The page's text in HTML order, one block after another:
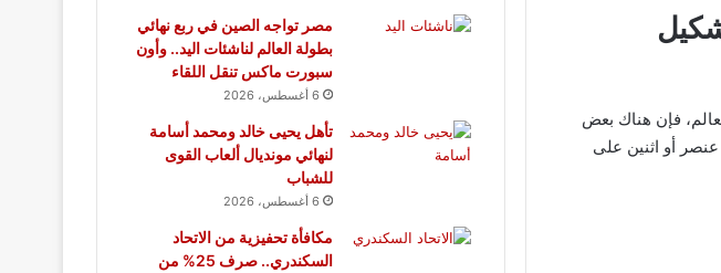
فإن هناك بعض
أو اثنين على
مصر تواجه الصين في ربع نهائي
بطولة العالم لناشئات اليد.. وأون
سبورت ماكس تنقل اللقاء
6 أغسطس، 2026
تأهل يحيى خالد ومحمد أسامة
لنهائي مونديال ألعاب القوى
للشباب
6 أغسطس، 2026
مكافأة تحفيزية من الاتحاد
السكندري.. صرف 25% من